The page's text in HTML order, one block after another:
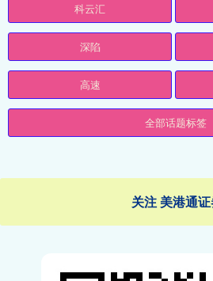
科云汇
深陷
高速
全部话题标签
关注 美港通